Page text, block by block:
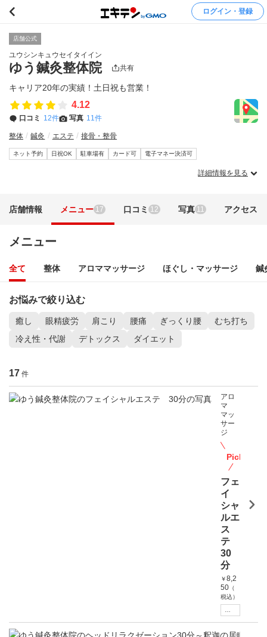
ログイン・登録
店舗公式
ユウシンキュウセイタイイン
ゆう鍼灸整体院 共有
キャリア20年の実績！土日祝も営業！
4.12
口コミ 12件 写真 11件
整体 鍼灸 エステ 接骨・整骨
ネット予約 日祝OK 駐車場有 カード可 電子マネー決済可
詳細情報を見る
店舗情報 メニュー 17 口コミ 12 写真 11 アクセス
メニュー
全て 整体 アロママッサージ ほぐし・マッサージ 鍼
お悩みで絞り込む
癒し 眼精疲労 肩こり 腰痛 ぎっくり腰
むち打ち
冷え性・代謝
デトックス ダイエット
17 件
アロ
マ
マッ
サー
ジ
PickUp
フェ
イ
シャ
ルエ
ス
テ
30
分
￥8,2
50 （
税込）